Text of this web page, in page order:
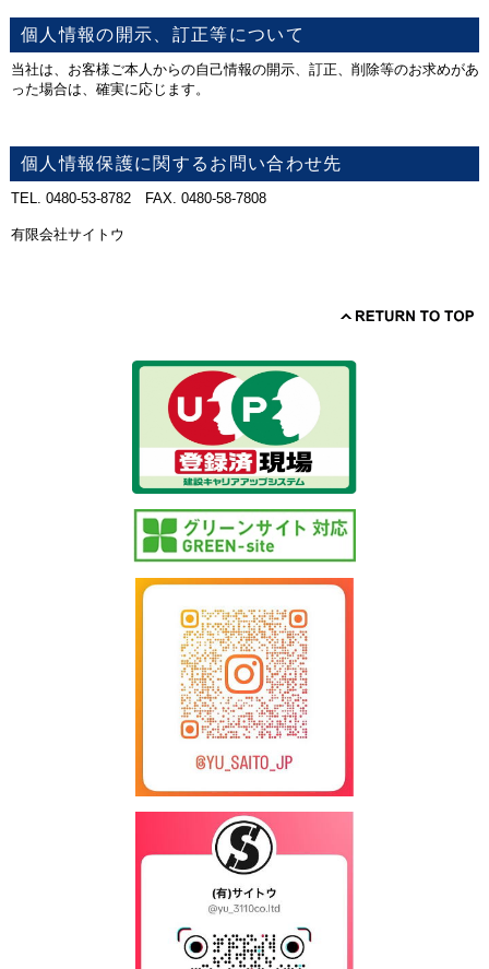
個人情報の開示、訂正等について
当社は、お客様ご本人からの自己情報の開示、訂正、削除等のお求めがあ
った場合は、確実に応じます。
個人情報保護に関するお問い合わせ先
TEL. 0480-53-8782 FAX. 0480-58-7808
有限会社サイトウ